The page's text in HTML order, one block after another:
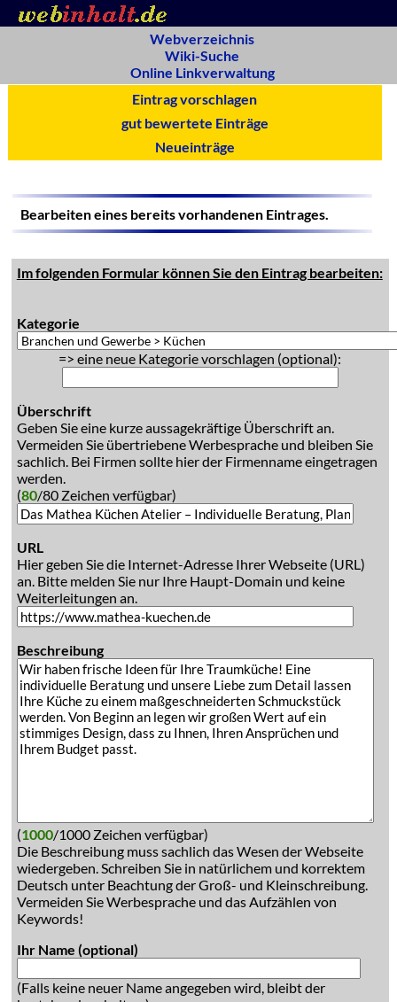
Webverzeichnis
Wiki-Suche
Online Linkverwaltung
Eintrag vorschlagen
gut bewertete Einträge
Neueinträge
Bearbeiten eines bereits vorhandenen Eintrages.
Im folgenden Formular können Sie den Eintrag bearbeiten:
Kategorie
=> eine neue Kategorie vorschlagen (optional):
Überschrift
Geben Sie eine kurze aussagekräftige Überschrift an.
Vermeiden Sie übertriebene Werbesprache und bleiben Sie
sachlich. Bei Firmen sollte hier der Firmenname eingetragen
werden.
(80/80 Zeichen verfügbar)
URL
Hier geben Sie die Internet-Adresse Ihrer Webseite (URL)
an. Bitte melden Sie nur Ihre Haupt-Domain und keine
Weiterleitungen an.
Beschreibung
(1000/1000 Zeichen verfügbar)
Die Beschreibung muss sachlich das Wesen der Webseite
wiedergeben. Schreiben Sie in natürlichem und korrektem
Deutsch unter Beachtung der Groß- und Kleinschreibung.
Vermeiden Sie Werbesprache und das Aufzählen von
Keywords!
Ihr Name (optional)
(Falls keine neuer Name angegeben wird, bleibt der